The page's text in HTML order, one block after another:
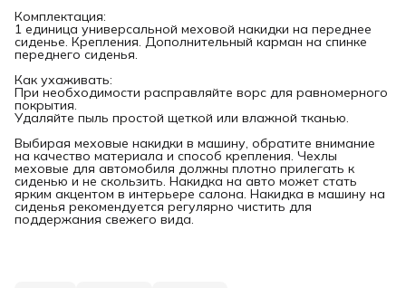
Комплектация:
1 единица универсальной меховой накидки на переднее
сиденье. Крепления. Дополнительный карман на спинке
переднего сиденья.
Как ухаживать:
При необходимости расправляйте ворс для равномерного
покрытия.
Удаляйте пыль простой щеткой или влажной тканью.
Выбирая меховые накидки в машину, обратите внимание
на качество материала и способ крепления. Чехлы
меховые для автомобиля должны плотно прилегать к
сиденью и не скользить. Накидка на авто может стать
ярким акцентом в интерьере салона. Накидка в машину на
сиденья рекомендуется регулярно чистить для
поддержания свежего вида.